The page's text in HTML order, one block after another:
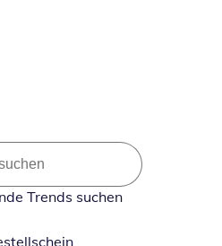
Trends suchen